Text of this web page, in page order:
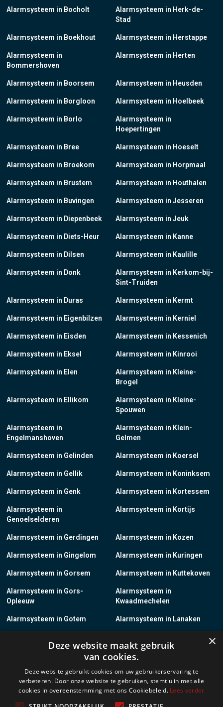
Alarmsysteem in Bocholt
Alarmsysteem in Boekhout
Alarmsysteem in
Bommershoven
Alarmsysteem in Boorsem
Alarmsysteem in Borgloon
Alarmsysteem in Borlo
Alarmsysteem in Bree
Alarmsysteem in Broekom
Alarmsysteem in Brustem
Alarmsysteem in Buvingen
Alarmsysteem in Diepenbeek
Alarmsysteem in Diets-Heur
Alarmsysteem in Dilsen
Alarmsysteem in Donk
Alarmsysteem in Duras
Alarmsysteem in Eigenbilzen
Alarmsysteem in Eisden
Alarmsysteem in Eksel
Alarmsysteem in Elen
Alarmsysteem in Ellikom
Alarmsysteem in
Engelmanshoven
Alarmsysteem in Gelinden
Alarmsysteem in Gellik
Alarmsysteem in Genk
Alarmsysteem in
Genoelselderen
Alarmsysteem in Gerdingen
Alarmsysteem in Gingelom
Alarmsysteem in Gorsem
Alarmsysteem in Gors-
Opleeuw
Alarmsysteem in Gotem
Alarmsysteem in Grote-
Brogel
Alarmsysteem in Herk-de-
Stad
Alarmsysteem in Herstappe
Alarmsysteem in Herten
Alarmsysteem in Heusden
Alarmsysteem in Hoelbeek
Alarmsysteem in
Hoepertingen
Alarmsysteem in Hoeselt
Alarmsysteem in Horpmaal
Alarmsysteem in Houthalen
Alarmsysteem in Jesseren
Alarmsysteem in Jeuk
Alarmsysteem in Kanne
Alarmsysteem in Kaulille
Alarmsysteem in Kerkom-bij-
Sint-Truiden
Alarmsysteem in Kermt
Alarmsysteem in Kerniel
Alarmsysteem in Kessenich
Alarmsysteem in Kinrooi
Alarmsysteem in Kleine-
Brogel
Alarmsysteem in Kleine-
Spouwen
Alarmsysteem in Klein-
Gelmen
Alarmsysteem in Koersel
Alarmsysteem in Koninksem
Alarmsysteem in Kortessem
Alarmsysteem in Kortijs
Alarmsysteem in Kozen
Alarmsysteem in Kuringen
Alarmsysteem in Kuttekoven
Alarmsysteem in
Kwaadmechelen
Alarmsysteem in Lanaken
Alarmsysteem in
Leopoldsburg
×
Deze website maakt gebruik
van cookies.
Deze website gebruikt cookies om uw gebruikerservaring te
verbeteren. Door onze website te gebruiken, stemt u in met alle
cookies in overeenstemming met ons Cookiebeleid. Lees verder